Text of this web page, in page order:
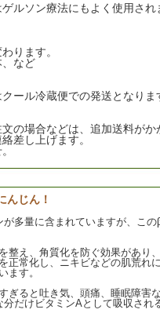
ルソン療法にもよく使用され
ります。
など
ール冷蔵便での発送となり
の場合などは、追加送料がか
差し上げます。
んじん！
多量に含まれていますが、こ
整え、角質化を防ぐ効果があり
正常化し、ニキビなどの肌荒れ
ます。
ぎると吐き気、頭痛、睡眠障害
だけビタミンAとして吸収され